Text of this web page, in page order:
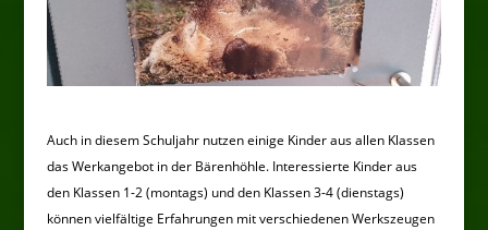
Auch in diesem Schuljahr nutzen einige Kinder aus allen Klassen
das Werkangebot in der Bärenhöhle. Interessierte Kinder aus
den Klassen 1-2 (montags) und den Klassen 3-4 (dienstags)
können vielfältige Erfahrungen mit verschiedenen Werkszeugen